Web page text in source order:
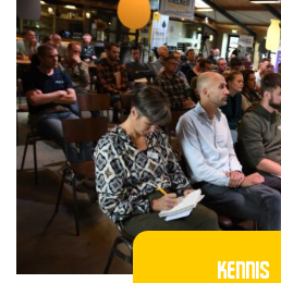
KENNIS